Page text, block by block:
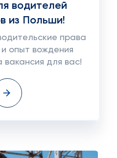
водителей
из Польши!
права
и опыт вождения
вакансия для вас!